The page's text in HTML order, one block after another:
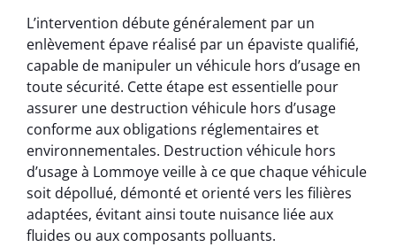
L’intervention débute généralement par un
enlèvement épave réalisé par un épaviste qualifié,
capable de manipuler un véhicule hors d’usage en
toute sécurité. Cette étape est essentielle pour
assurer une destruction véhicule hors d’usage
conforme aux obligations réglementaires et
environnementales. Destruction véhicule hors
d’usage à Lommoye veille à ce que chaque véhicule
soit dépollué, démonté et orienté vers les filières
adaptées, évitant ainsi toute nuisance liée aux
fluides ou aux composants polluants.